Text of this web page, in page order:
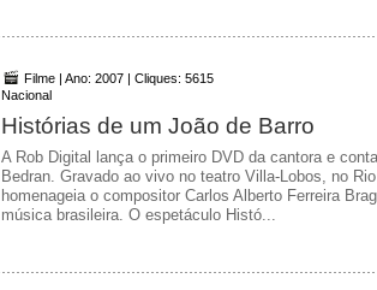
Filme | Ano: 2007 | Cliques: 5615
Nacional
Histórias de um João de Barro
A Rob Digital lança o primeiro DVD da cantora e
Bedran. Gravado ao vivo no teatro Villa-Lobos, no
homenageia o compositor Carlos Alberto Ferreira
música brasileira. O espetáculo Histó...